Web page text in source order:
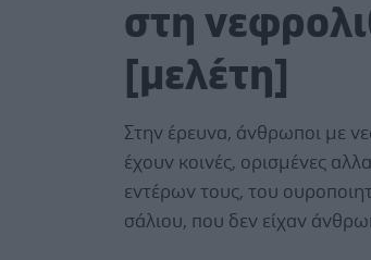
στη
[μελέτη]
Στην έρευνα, άνθρωποι με
έχουν κοινές, ορισμένες
εντέρων τους, του
σάλιου, που δεν είχαν